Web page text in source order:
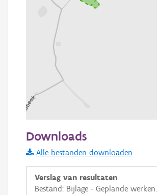
Informatie Vlaanderen
i
Downloads
Alle bestanden downloaden
Verslag van resultaten
Bestand: Bijlage - Geplande